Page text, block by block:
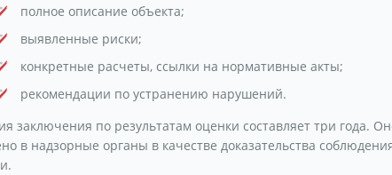
полное описание объекта;
выявленные риски;
конкретные расчеты, ссылки на нормативные акты;
рекомендации по устранению нарушений.
заключения по результатам оценки составляет три года.
в надзорные органы в качестве доказательства